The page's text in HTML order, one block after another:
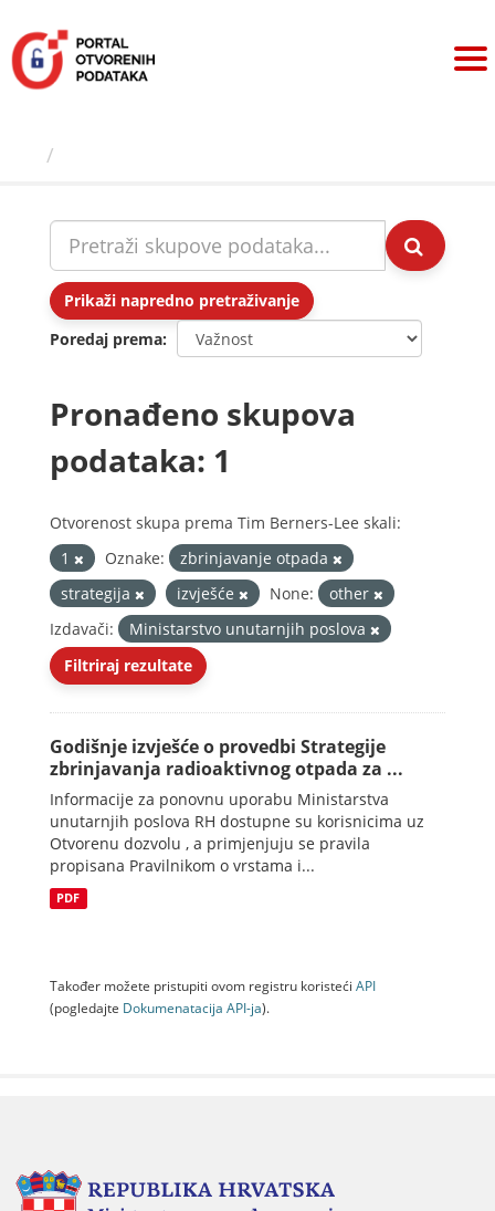
sadržaj
Prikaži napredno pretraživanje
Poredaj prema
Pronađeno skupova
podataka: 1
Otvorenost skupa prema Tim Berners-Lee skali:
1
Oznake:
zbrinjavanje otpada
strategija
izvješće None:
other
Izdavači:
Ministarstvo unutarnjih poslova
Filtriraj rezultate
Godišnje izvješće o provedbi Strategije
zbrinjavanja radioaktivnog otpada za ...
Informacije za ponovnu uporabu Ministarstva
unutarnjih poslova RH dostupne su korisnicima uz
Otvorenu dozvolu , a primjenjuju se pravila
propisana Pravilnikom o vrstama i...
PDF
Također možete pristupiti ovom registru koristeći API
(pogledajte Dokumenаtаcijа API-jа).